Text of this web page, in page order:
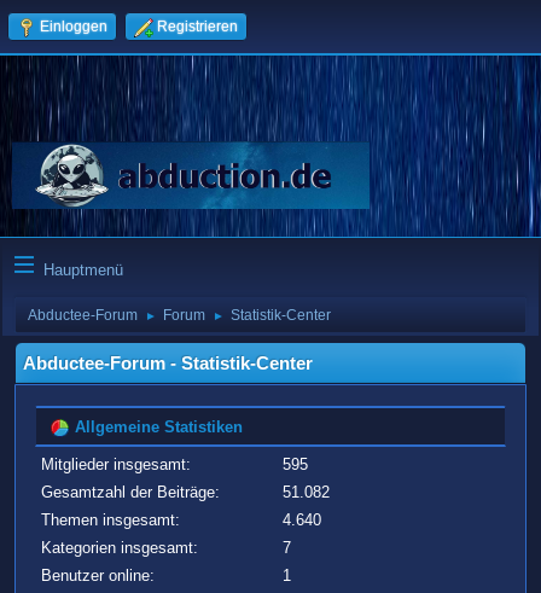
Einloggen Registrieren
Hauptmenü
Abductee-Forum ► Forum ► Statistik-Center
Abductee-Forum - Statistik-Center
Allgemeine Statistiken
Mitglieder insgesamt:
595
Gesamtzahl der Beiträge:
51.082
Themen insgesamt:
4.640
Kategorien insgesamt:
7
Benutzer online:
1